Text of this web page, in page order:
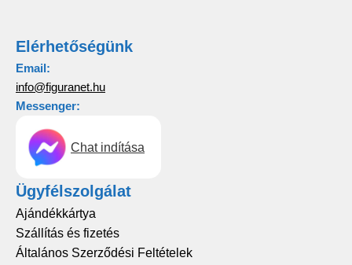
Elérhetőségünk
Email:
info@figuranet.hu
Messenger:
Chat indítása
Ügyfélszolgálat
Ajándékkártya
Szállítás és fizetés
Általános Szerződési Feltételek